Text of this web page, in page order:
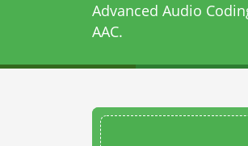
Advanced Audio
AAC.